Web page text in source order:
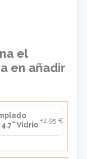
el
en añadir
Vidrio
+2,95 €